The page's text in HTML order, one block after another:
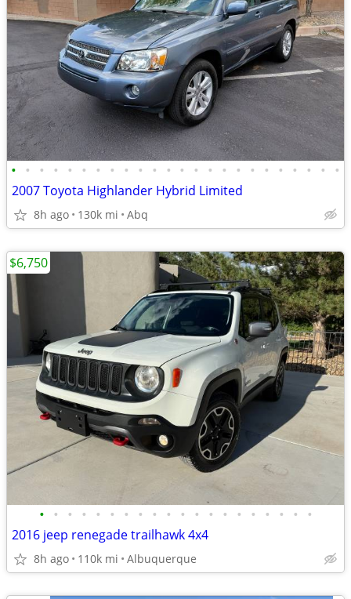
• • • • • • • • • • • • • • • • • • • • • • • •
2007 Toyota Highlander Hybrid Limited
8h ago 130k mi Abq
• • • • • • • • • • • • • • • • • • • •
2016 jeep renegade trailhawk 4x4
8h ago 110k mi Albuquerque
$6,750